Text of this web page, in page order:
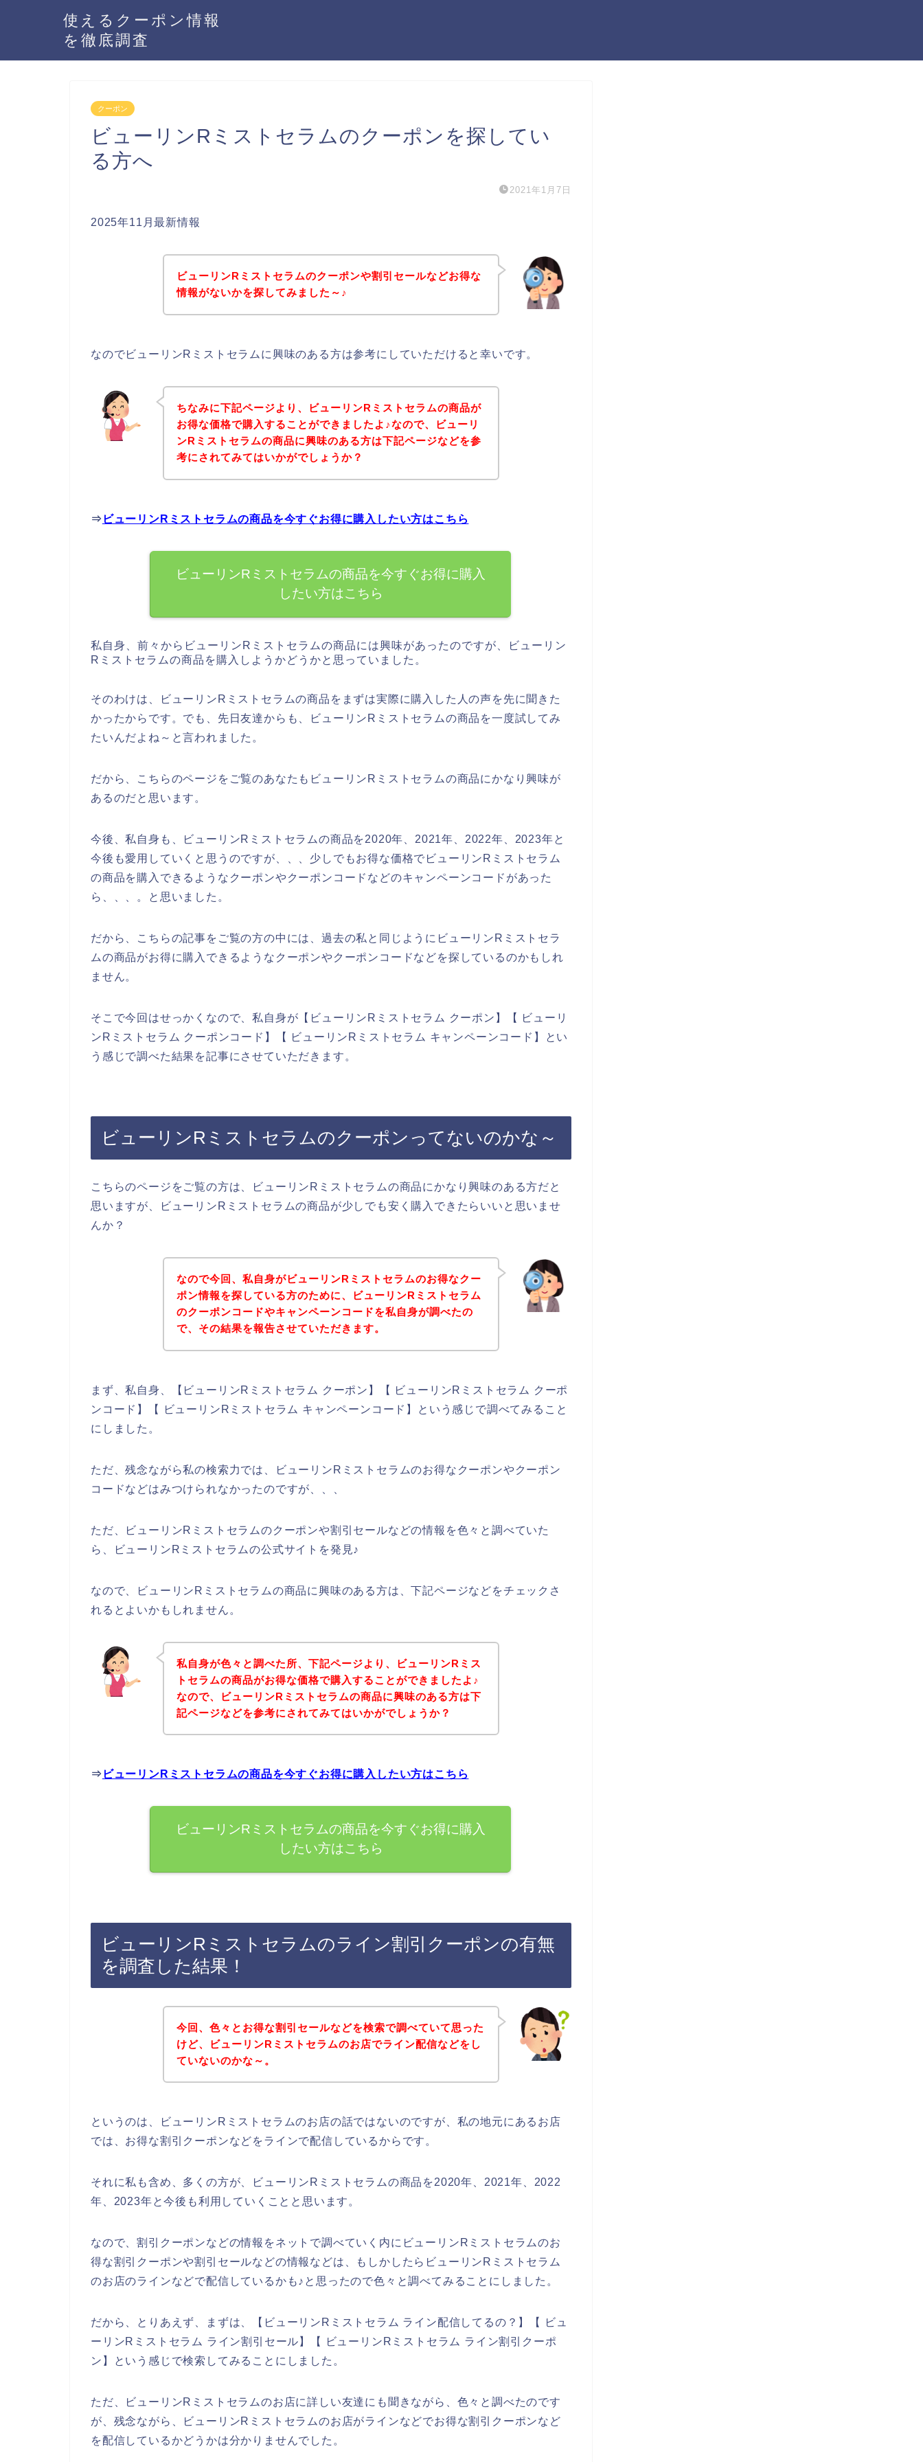
使えるクーポン情報
を徹底調査
クーポン
ビューリンRミストセラムのクーポンを探してい
る方へ
2021年1月7日
2025年11月最新情報
ビューリンRミストセラムのクーポンや割引セールなどお得な
情報がないかを探してみました～♪
なのでビューリンRミストセラムに興味のある方は参考にしていただけると幸いです。
ちなみに下記ページより、ビューリンRミストセラムの商品が
お得な価格で購入することができましたよ♪なので、ビューリ
ンRミストセラムの商品に興味のある方は下記ページなどを参
考にされてみてはいかがでしょうか？
⇒ ビューリンRミストセラムの商品を今すぐお得に購入したい方はこちら
ビューリンRミストセラムの商品を今すぐお得に購入
したい方はこちら
私自身、前々からビューリンRミストセラムの商品には興味があったのですが、ビューリン
Rミストセラムの商品を購入しようかどうかと思っていました。
そのわけは、ビューリンRミストセラムの商品をまずは実際に購入した人の声を先に聞きた
かったからです。でも、先日友達からも、ビューリンRミストセラムの商品を一度試してみ
たいんだよね～と言われました。
だから、こちらのページをご覧のあなたもビューリンRミストセラムの商品にかなり興味が
あるのだと思います。
今後、私自身も、ビューリンRミストセラムの商品を2020年、2021年、2022年、2023年と
今後も愛用していくと思うのですが、、、少しでもお得な価格でビューリンRミストセラム
の商品を購入できるようなクーポンやクーポンコードなどのキャンペーンコードがあった
ら、、、。と思いました。
だから、こちらの記事をご覧の方の中には、過去の私と同じようにビューリンRミストセラ
ムの商品がお得に購入できるようなクーポンやクーポンコードなどを探しているのかもしれ
ません。
そこで今回はせっかくなので、私自身が【ビューリンRミストセラム クーポン】【 ビューリ
ンRミストセラム クーポンコード】【 ビューリンRミストセラム キャンペーンコード】とい
う感じで調べた結果を記事にさせていただきます。
ビューリンRミストセラムのクーポンってないのかな～
こちらのページをご覧の方は、ビューリンRミストセラムの商品にかなり興味のある方だと
思いますが、ビューリンRミストセラムの商品が少しでも安く購入できたらいいと思いませ
んか？
なので今回、私自身がビューリンRミストセラムのお得なクー
ポン情報を探している方のために、ビューリンRミストセラム
のクーポンコードやキャンペーンコードを私自身が調べたの
で、その結果を報告させていただきます。
まず、私自身、【ビューリンRミストセラム クーポン】【 ビューリンRミストセラム クーポ
ンコード】【 ビューリンRミストセラム キャンペーンコード】という感じで調べてみること
にしました。
ただ、残念ながら私の検索力では、ビューリンRミストセラムのお得なクーポンやクーポン
コードなどはみつけられなかったのですが、、、
ただ、ビューリンRミストセラムのクーポンや割引セールなどの情報を色々と調べていた
ら、ビューリンRミストセラムの公式サイトを発見♪
なので、ビューリンRミストセラムの商品に興味のある方は、下記ページなどをチェックさ
れるとよいかもしれません。
私自身が色々と調べた所、下記ページより、ビューリンRミス
トセラムの商品がお得な価格で購入することができましたよ♪
なので、ビューリンRミストセラムの商品に興味のある方は下
記ページなどを参考にされてみてはいかがでしょうか？
⇒ ビューリンRミストセラムの商品を今すぐお得に購入したい方はこちら
ビューリンRミストセラムの商品を今すぐお得に購入
したい方はこちら
ビューリンRミストセラムのライン割引クーポンの有無
を調査した結果！
今回、色々とお得な割引セールなどを検索で調べていて思った
けど、ビューリンRミストセラムのお店でライン配信などをし
ていないのかな～。
というのは、ビューリンRミストセラムのお店の話ではないのですが、私の地元にあるお店
では、お得な割引クーポンなどをラインで配信しているからです。
それに私も含め、多くの方が、ビューリンRミストセラムの商品を2020年、2021年、2022
年、2023年と今後も利用していくことと思います。
なので、割引クーポンなどの情報をネットで調べていく内にビューリンRミストセラムのお
得な割引クーポンや割引セールなどの情報などは、もしかしたらビューリンRミストセラム
のお店のラインなどで配信しているかも♪と思ったので色々と調べてみることにしました。
だから、とりあえず、まずは、【ビューリンRミストセラム ライン配信してるの？】【 ビュ
ーリンRミストセラム ライン割引セール】【 ビューリンRミストセラム ライン割引クーポ
ン】という感じで検索してみることにしました。
ただ、ビューリンRミストセラムのお店に詳しい友達にも聞きながら、色々と調べたのです
が、残念ながら、ビューリンRミストセラムのお店がラインなどでお得な割引クーポンなど
を配信しているかどうかは分かりませんでした。